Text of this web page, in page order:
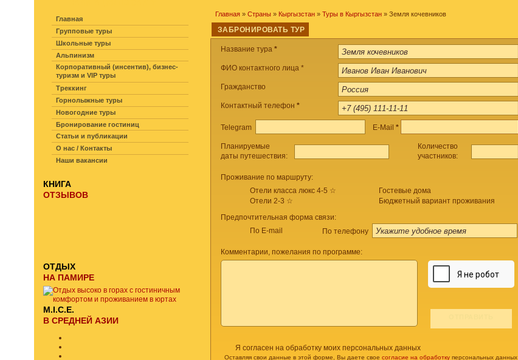
Главная » Страны » Кыргызстан » Туры в Кыргызстан » Земля кочевников
ЗАБРОНИРОВАТЬ ТУР
Название тура *
ФИО контактного лица *
Гражданство
Контактный телефон *
Telegram E-Mail *
Планируемые
даты путешествия:
Количество
участников:
Проживание по маршруту:
Отели класса люкс 4-5 ☆
Отели 2-3 ☆
Гостевые дома
Бюджетный вариант проживания
Предпочтительная форма связи:
По E-mail
По телефону
Комментарии, пожелания по программе:
Я согласен на обработку моих персональных данных
Оставляя свои данные в этой форме, Вы даете свое согласие на обработку персональных данных
Главная
Групповые туры
Школьные туры
Альпинизм
Корпоративный (инсентив), бизнес-
туризм и VIP туры
Треккинг
Горнолыжные туры
Новогодние туры
Бронирование гостиниц
Статьи и публикации
О нас / Контакты
Наши вакансии
КНИГА
ОТЗЫВОВ
ОТДЫХ
НА ПАМИРЕ
M.I.C.E.
В СРЕДНЕЙ АЗИИ